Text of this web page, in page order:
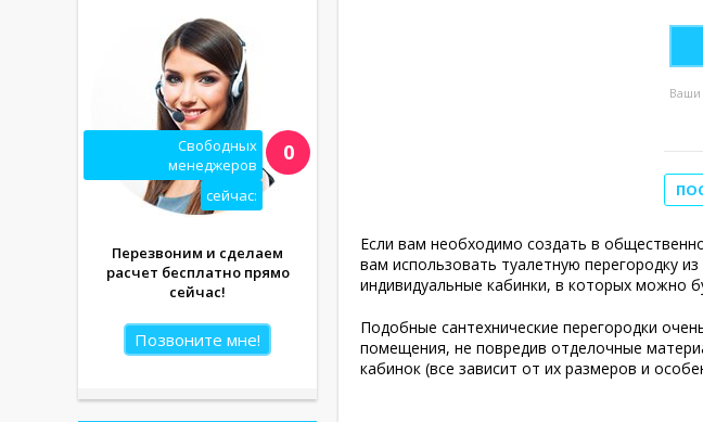
Свободных
менеджеров
сейчас:
0
Перезвоним и сделаем
расчет бесплатно прямо
сейчас!
Позвоните мне!
Ваши
Если вам необходимо создать в
вам использовать туалетную перегородку
индивидуальные кабинки, в которых можно
Подобные сантехнические перегородки
помещения, не повредив отделочные
кабинок (все зависит от их размеров и